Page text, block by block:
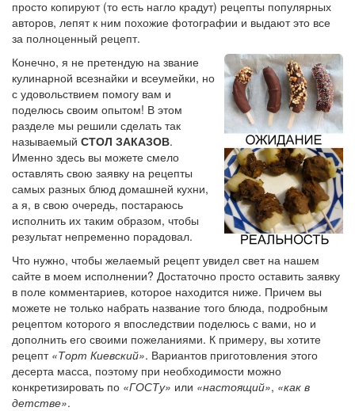
просто копируют (то есть нагло крадут) рецепты популярных
авторов, лепят к ним похожие фотографии и выдают это все
за полноценный рецепт.
Конечно, я не претендую на звание
кулинарной всезнайки и всеумейки, но
с удовольствием помогу вам и
поделюсь своим опытом! В этом
разделе мы решили сделать так
называемый СТОЛ ЗАКАЗОВ.
Именно здесь вы можете смело
оставлять свою заявку на рецепты
самых разных блюд домашней кухни,
а я, в свою очередь, постараюсь
исполнить их таким образом, чтобы
результат непременно порадовал.
Что нужно, чтобы желаемый рецепт увидел свет на нашем
сайте в моем исполнении? Достаточно просто оставить заявку
в поле комментариев, которое находится ниже. Причем вы
можете не только набрать название того блюда, подробным
рецептом которого я впоследствии поделюсь с вами, но и
дополнить его своими пожеланиями. К примеру, вы хотите
рецепт «Торт Киевский». Вариантов приготовления этого
десерта масса, поэтому при необходимости можно
конкретизировать по «ГОСТу» или «настоящий», «как в
детстве».